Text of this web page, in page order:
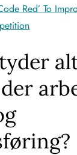
Red’ To